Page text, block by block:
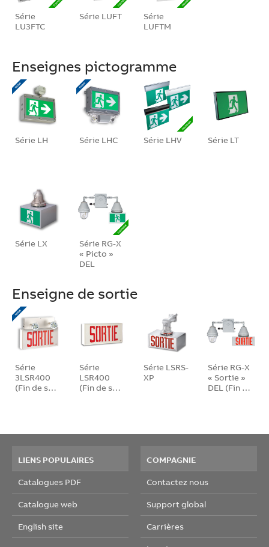
Série
LU3FTC
Série LUFT
Série
LUFTM
Enseignes pictogramme
Série LH Série LHC Série LHV Série LT
Série LX
Série RG-X
« Picto »
DEL
Enseigne de sortie
Série
3LSR400
(Fin de s…
Série
LSR400
(Fin de s…
Série LSRS-
XP
Série RG-X
« Sortie »
DEL (Fin …
LIENS POPULAIRES
Catalogues PDF
Catalogue web
English site
COMPAGNIE
Contactez nous
Support global
Carrières